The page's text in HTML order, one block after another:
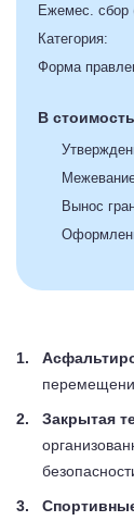
Ежемес. сбор
Категория:
Форма
В
Вынос
Закрытая